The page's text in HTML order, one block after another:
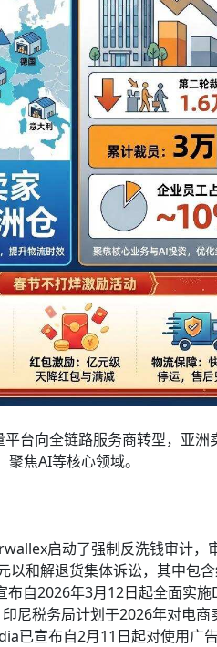
台向全链路服务商转型，亚
焦AI等核心领域。
启动了强制反洗钱审计
和解退货集体诉讼，其中包
自2026年3月12日起全面实
尼税务局计划于2026年对电
已宣布自2月11日起对使用广